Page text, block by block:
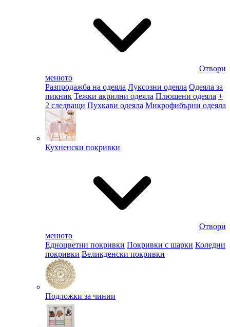
Отвори
менюто
Разпродажба на одеяла Луксозни одеяла Одеяла за
пикник Тежки акрилни одеяла Плюшени одеяла +
2 следващи Пухкави одеяла Микрофибърни одеяла
Кухненски покривки
Отвори
менюто
Едноцветни покривки Покривки с шарки Коледни
покривки Великденски покривки
Подложки за чинии